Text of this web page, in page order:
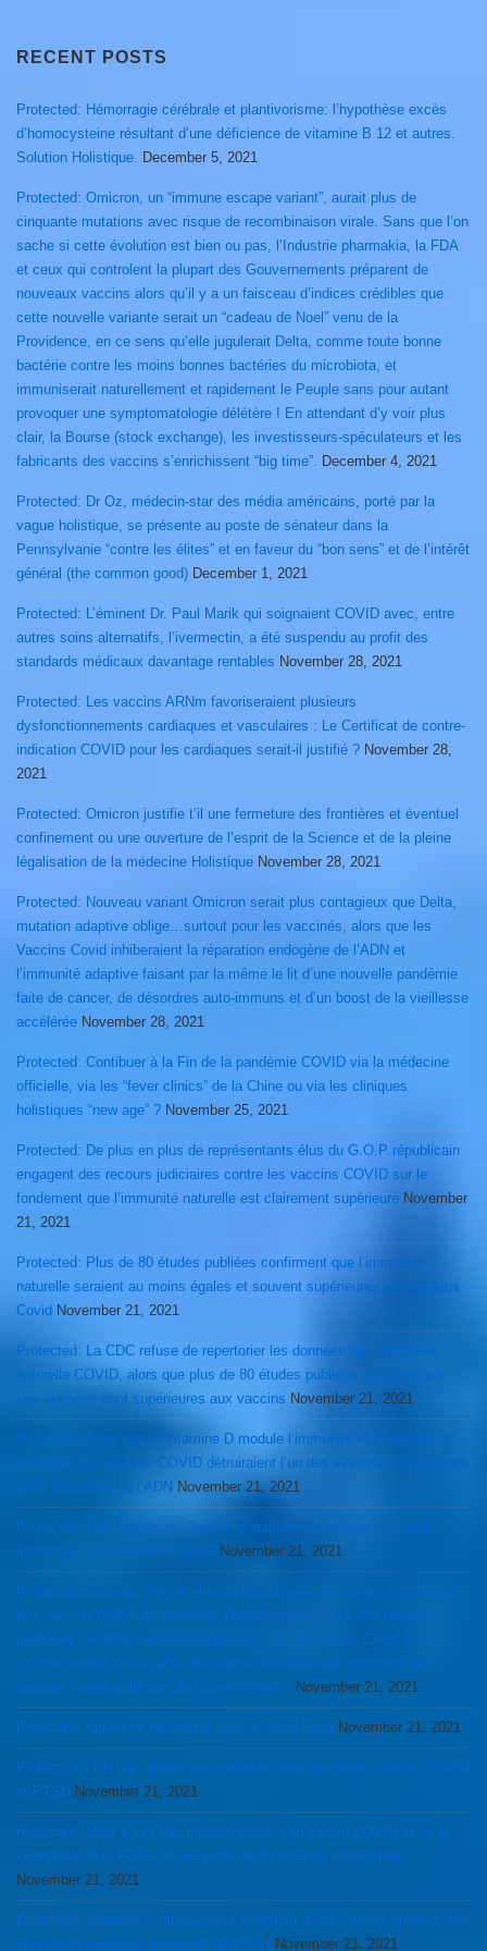
RECENT POSTS
Protected: Hémorragie cérébrale et plantivorisme: l’hypothèse excès
d’homocysteine résultant d’une déficience de vitamine B 12 et autres.
Solution Holistique. December 5, 2021
Protected: Omicron, un “immune escape variant”, aurait plus de
cinquante mutations avec risque de recombinaison virale. Sans que l’on
sache si cette évolution est bien ou pas, l’Industrie pharmakia, la FDA
et ceux qui controlent la plupart des Gouvernements préparent de
nouveaux vaccins alors qu’il y a un faisceau d’indices crédibles que
cette nouvelle variante serait un “cadeau de Noel” venu de la
Providence, en ce sens qu’elle jugulerait Delta, comme toute bonne
bactérie contre les moins bonnes bactéries du microbiota, et
immuniserait naturellement et rapidement le Peuple sans pour autant
provoquer une symptomatologie délétère ! En attendant d’y voir plus
clair, la Bourse (stock exchange), les investisseurs-spéculateurs et les
fabricants des vaccins s’enrichissent “big time”. December 4, 2021
Protected: Dr Oz, médecin-star des média américains, porté par la
vague holistique, se présente au poste de sénateur dans la
Pennsylvanie “contre les élites” et en faveur du “bon sens” et de l’intérêt
général (the common good) December 1, 2021
Protected: L’éminent Dr. Paul Marik qui soignaient COVID avec, entre
autres soins alternatifs, l’ivermectin, a été suspendu au profit des
standards médicaux davantage rentables November 28, 2021
Protected: Les vaccins ARNm favoriseraient plusieurs
dysfonctionnements cardiaques et vasculaires : Le Certificat de contre-
indication COVID pour les cardiaques serait-il justifié ? November 28,
2021
Protected: Omicron justifie t’il une fermeture des frontières et éventuel
confinement ou une ouverture de l’esprit de la Science et de la pleine
légalisation de la médecine Holistique November 28, 2021
Protected: Nouveau variant Omicron serait plus contagieux que Delta,
mutation adaptive oblige…surtout pour les vaccinés, alors que les
Vaccins Covid inhiberaient la réparation endogène de l’ADN et
l’immunité adaptive faisant par la même le lit d’une nouvelle pandémie
faite de cancer, de désordres auto-immuns et d’un boost de la vieillesse
accélérée November 28, 2021
Protected: Contibuer à la Fin de la pandémie COVID via la médecine
officielle, via les “fever clinics” de la Chine ou via les cliniques
holistiques “new age” ? November 25, 2021
Protected: De plus en plus de représentants élus du G.O.P républicain
engagent des recours judiciaires contre les vaccins COVID sur le
fondement que l’immunité naturelle est clairement supérieure November
21, 2021
Protected: Plus de 80 études publiées confirment que l’immunité
naturelle seraient au moins égales et souvent supérieures aux vaccins
Covid November 21, 2021
Protected: La CDC refuse de repertorier les données sur l’immunité
naturelle COVID, alors que plus de 80 études publiées montrent que
ces données sont supérieures aux vaccins November 21, 2021
Protected: Alors que la Vitamine D module l’immunité et la réparation
cellulaire, les Vaccins COVID détruiraient l’un des systèmes endogènes
de la réparation de l’ADN November 21, 2021
Protected: Les Épidémies Opiode et maladies chroniques seraient
inhérentes au système normatif November 21, 2021
Protected: Avec de plus en plus de pathologies iatrogènes Covid liées
aux vaccins RNAm et, inter alia, Redemsivir, il y a t’il des recours
juridiques crédible contre les opportunistes des crimes Covid et le
controle abusif d’une partie de ceux et de celles qui contrôlent les
rouages “santé publique” du Governement ? November 21, 2021
Protected: Approche Holistique pour le Covid Long November 21, 2021
Protected: LDN par rapport aux maladies auto-immunes, cancer, COVID
et PTSD November 21, 2021
Protected: Mise à jour des limites (dégâts) du vaccin COVID et de la
corruption de la FDA et d’une partie de la science mainstream
November 21, 2021
Protected: Ivermectin cliniquement supérieur et bien moins onéreux que
la nouvelle molécule anti-virale de Pfizer November 21, 2021